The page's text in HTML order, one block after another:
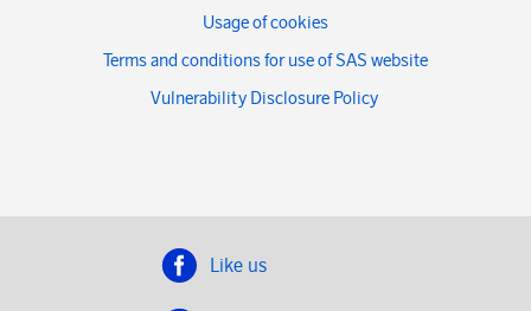
Usage of cookies
Terms and conditions for use of SAS website
Vulnerability Disclosure Policy
Like us